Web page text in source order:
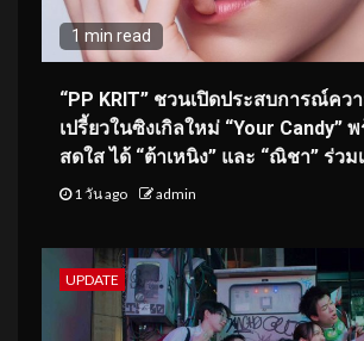
1 min read
“PP KRIT” ชวนเปิดประสบการณ์ค
เปรี้ยวในซิงเกิลใหม่ “Your Candy”
สดใส ได้ “ต้าเหนิง” และ “ณิชา” ร่ว
1 วัน ago admin
UPDATE